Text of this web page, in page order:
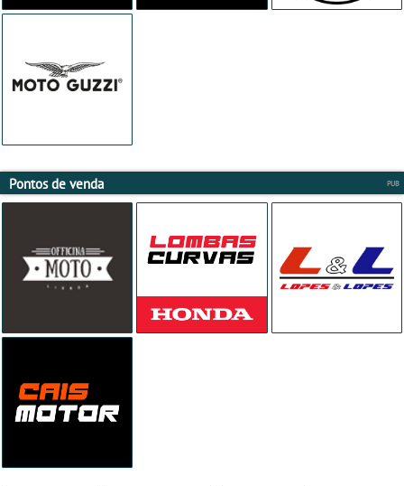
Pontos de venda